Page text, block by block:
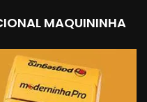
MAQUININHA